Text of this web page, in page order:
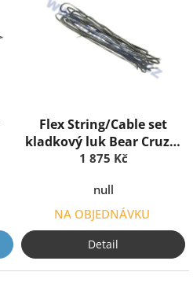
Flex String/Cable set
kladkový luk Bear Cruzer
2
1 875 Kč
null
NA OBJEDNÁVKU
Detail